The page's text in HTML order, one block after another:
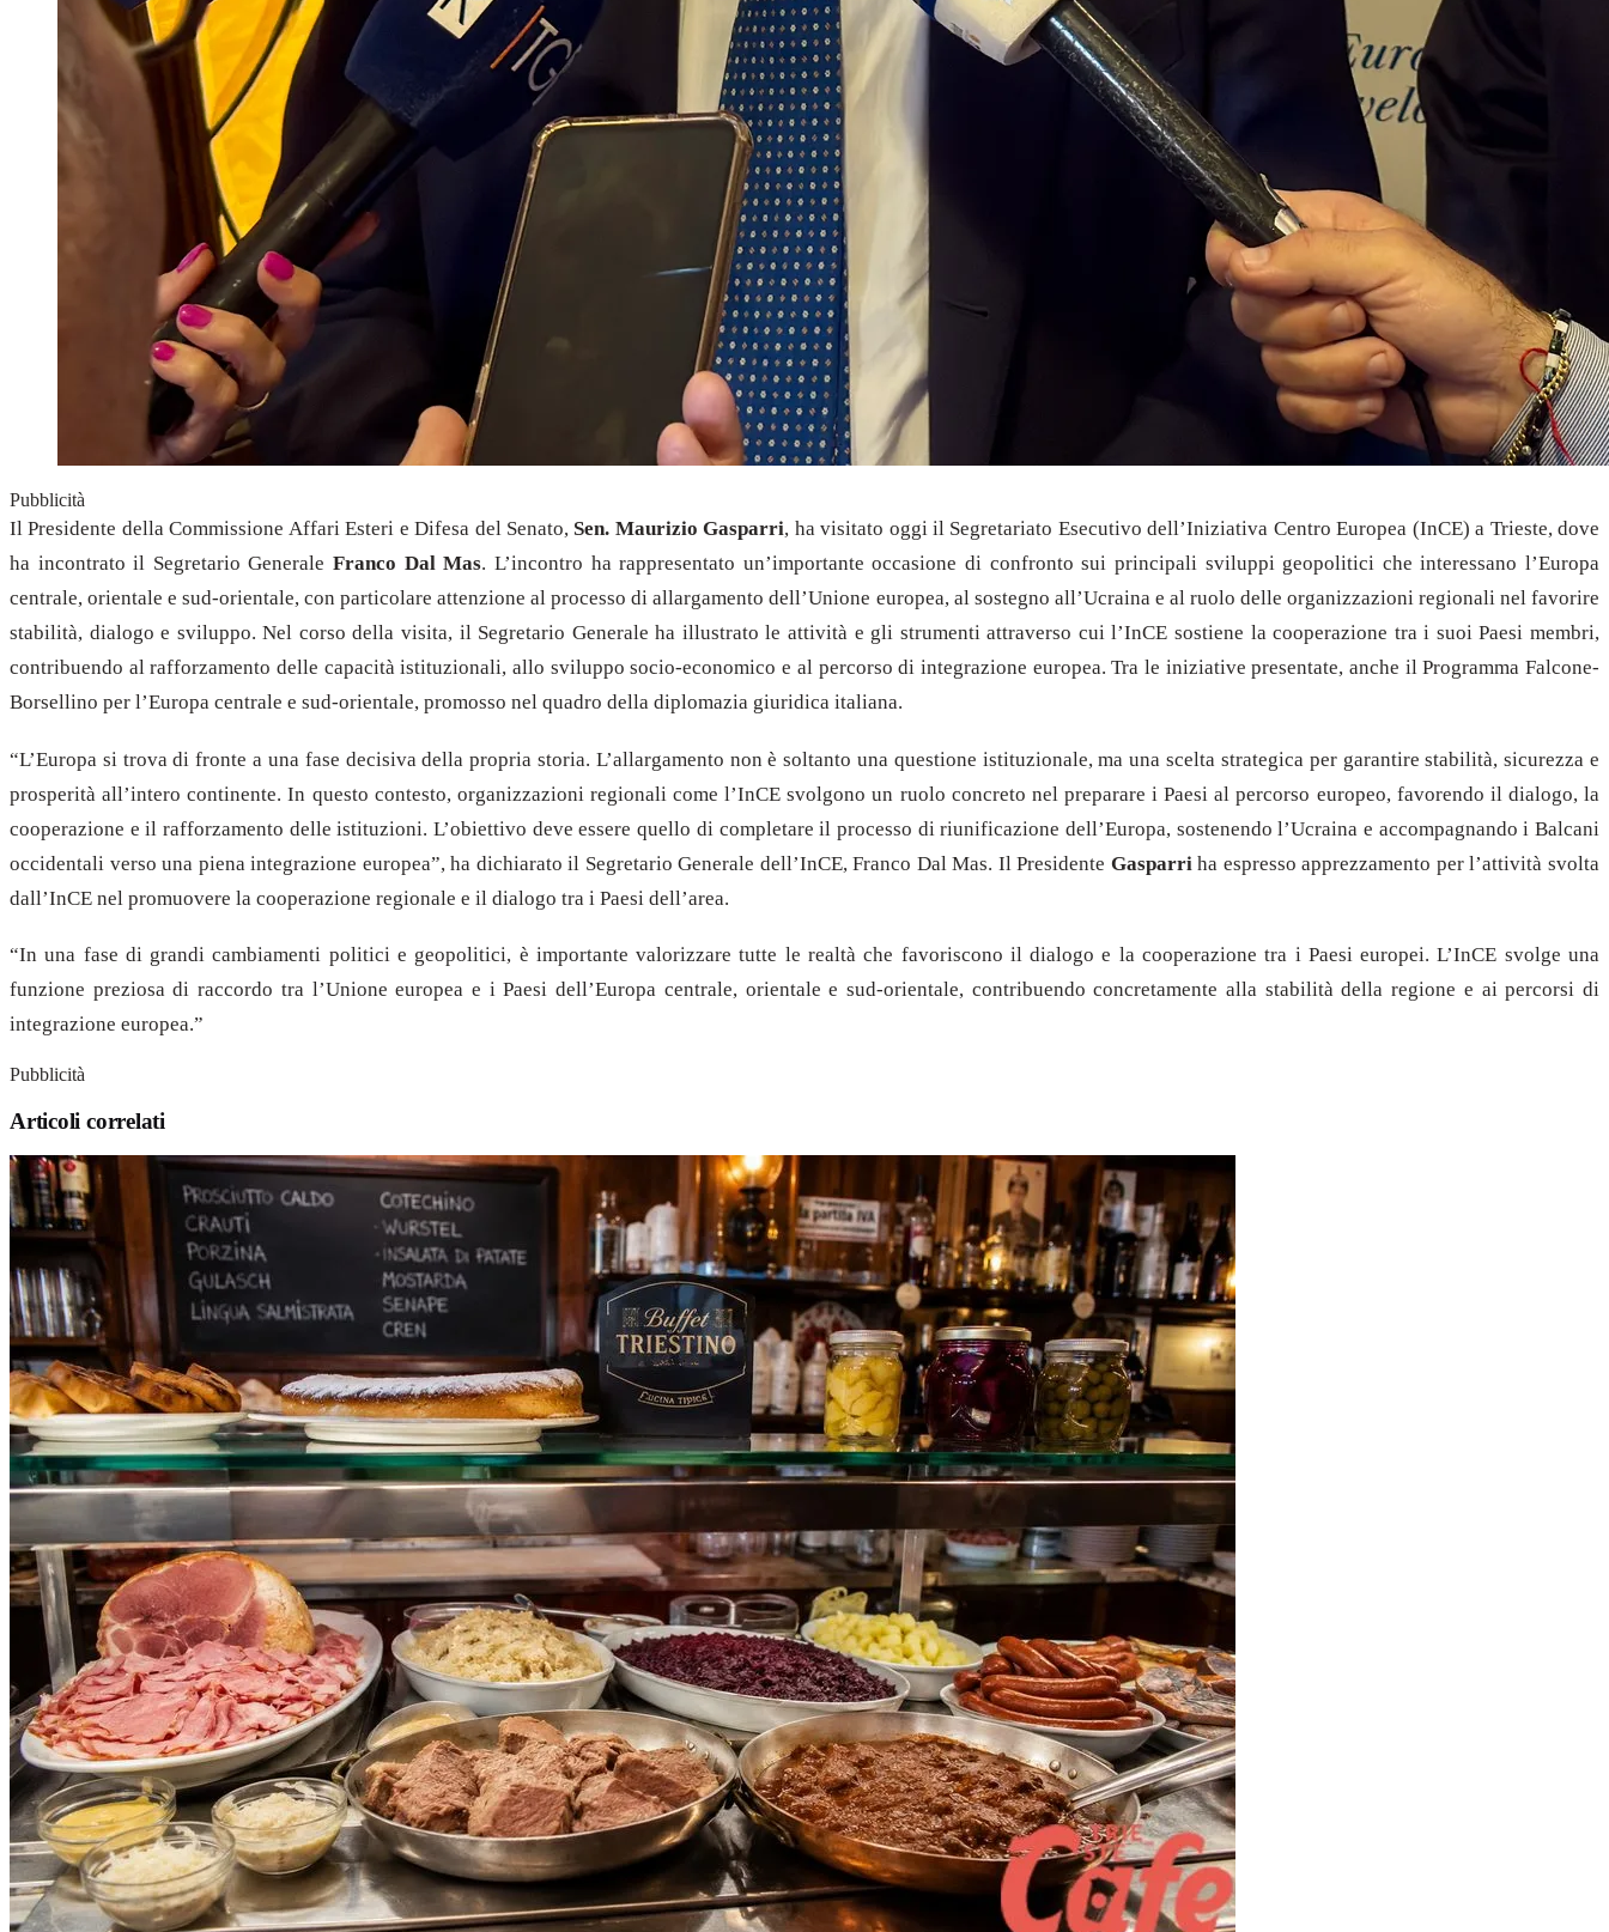
Pubblicità
Il Presidente della Commissione Affari Esteri e Difesa del Senato, Sen. Maurizio Gasparri, ha visitato oggi il Segretariato Esecutivo dell’Iniziativa Centro Europea (InCE) a Trieste, dove
ha incontrato il Segretario GeneraleFranco Dal Mas. L’incontro ha rappresentato un’importante occasione di confronto sui principali sviluppi geopolitici che interessano l’Europa
centrale, orientale e sud-orientale, con particolare attenzione al processo di allargamento dell’Unione europea, al sostegno all’Ucraina e al ruolo delle organizzazioni regionali nel favorire
stabilità, dialogo e sviluppo. Nel corso della visita, il Segretario Generale ha illustrato le attività e gli strumenti attraverso cui l’InCE sostiene la cooperazione tra i suoi Paesi membri,
contribuendo al rafforzamento delle capacità istituzionali, allo sviluppo socio-economico e al percorso di integrazione europea. Tra le iniziative presentate, anche il Programma Falcone-
Borsellino per l’Europa centrale e sud-orientale, promosso nel quadro della diplomazia giuridica italiana.
“L’Europa si trova di fronte a una fase decisiva della propria storia. L’allargamento non è soltanto una questione istituzionale, ma una scelta strategica per garantire stabilità, sicurezza e
prosperità all’intero continente. In questo contesto, organizzazioni regionali come l’InCE svolgono un ruolo concreto nel preparare i Paesi al percorso europeo, favorendo il dialogo, la
cooperazione e il rafforzamento delle istituzioni. L’obiettivo deve essere quello di completare il processo di riunificazione dell’Europa, sostenendo l’Ucraina e accompagnando i Balcani
occidentali verso una piena integrazione europea”, ha dichiarato il Segretario Generale dell’InCE, Franco Dal Mas. Il Presidente Gasparri ha espresso apprezzamento per l’attività svolta
dall’InCE nel promuovere la cooperazione regionale e il dialogo tra i Paesi dell’area.
“In una fase di grandi cambiamenti politici e geopolitici, è importante valorizzare tutte le realtà che favoriscono il dialogo e la cooperazione tra i Paesi europei. L’InCE svolge una
funzione preziosa di raccordo tra l’Unione europea e i Paesi dell’Europa centrale, orientale e sud-orientale, contribuendo concretamente alla stabilità della regione e ai percorsi di
integrazione europea.”
Pubblicità
Articoli correlati